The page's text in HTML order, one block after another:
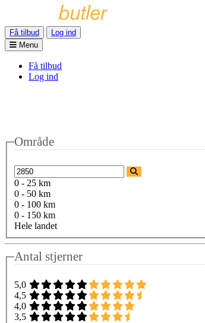
Få tilbud
Log ind
Menu
Få tilbud
Log ind
Område
0 - 25 km
0 - 50 km
0 - 100 km
0 - 150 km
Hele landet
Antal stjerner
5,0
4,5
4,0
3,5